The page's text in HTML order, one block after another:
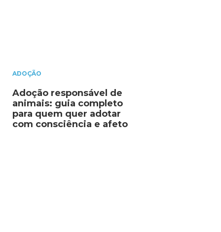
ADOÇÃO
Adoção responsável de
animais: guia completo
para quem quer adotar
com consciência e afeto